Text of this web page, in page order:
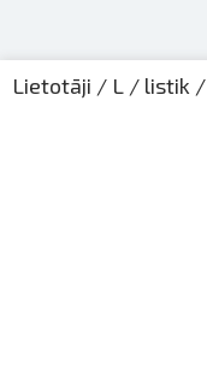
Lietotāji / L / listik /